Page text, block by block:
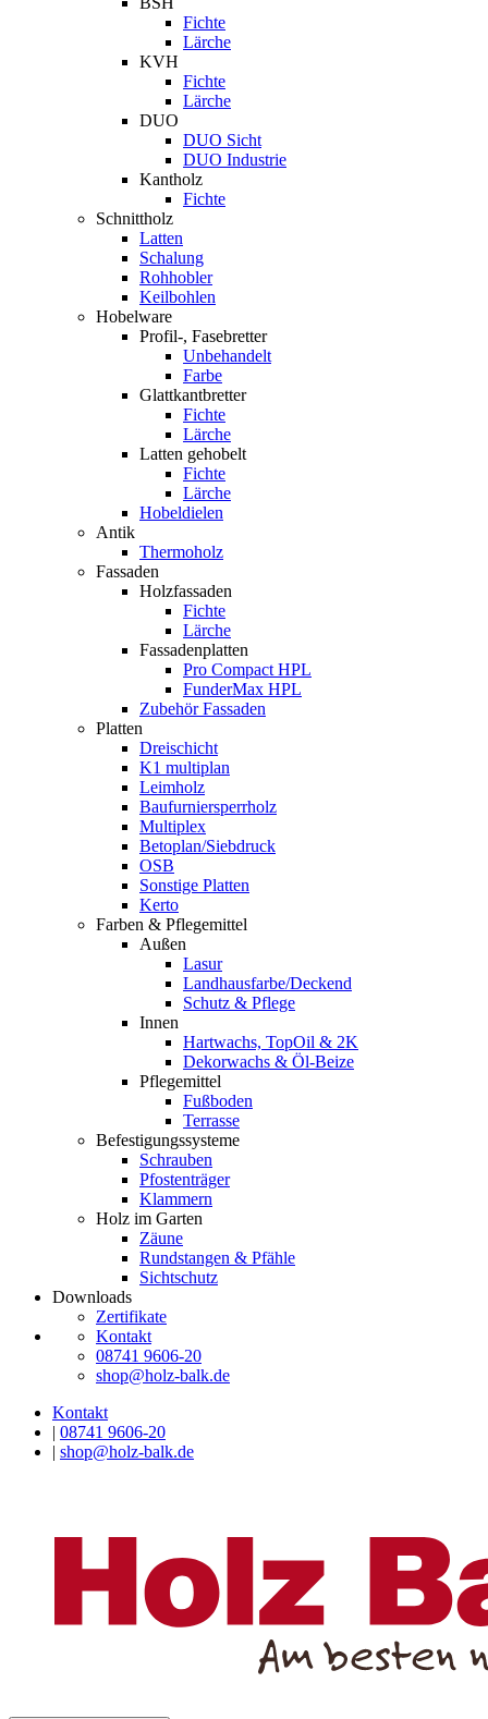
Fichte
Lärche
KVH
Fichte
Lärche
DUO
DUO Sicht
DUO Industrie
Kantholz
Fichte
Schnittholz
Latten
Schalung
Rohhobler
Keilbohlen
Hobelware
Profil-, Fasebretter
Unbehandelt
Farbe
Glattkantbretter
Fichte
Lärche
Latten gehobelt
Fichte
Lärche
Hobeldielen
Antik
Thermoholz
Fassaden
Holzfassaden
Fichte
Lärche
Fassadenplatten
Pro Compact HPL
FunderMax HPL
Zubehör Fassaden
Platten
Dreischicht
K1 multiplan
Leimholz
Baufurniersperrholz
Multiplex
Betoplan/Siebdruck
OSB
Sonstige Platten
Kerto
Farben & Pflegemittel
Außen
Lasur
Landhausfarbe/Deckend
Schutz & Pflege
Innen
Hartwachs, TopOil & 2K
Dekorwachs & Öl-Beize
Pflegemittel
Fußboden
Terrasse
Befestigungssysteme
Schrauben
Pfostenträger
Klammern
Holz im Garten
Zäune
Rundstangen & Pfähle
Sichtschutz
Downloads
Zertifikate
Kontakt
08741 9606-20
shop@holz-balk.de
Kontakt
| 08741 9606-20
| shop@holz-balk.de